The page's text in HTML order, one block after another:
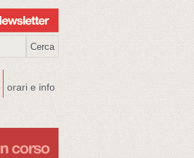
orari e info